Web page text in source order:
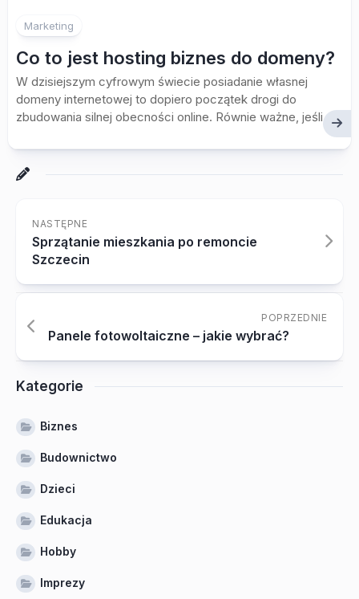
Marketing
Co to jest hosting biznes do domeny?
W dzisiejszym cyfrowym świecie posiadanie własnej
domeny internetowej to dopiero początek drogi do
zbudowania silnej obecności online. Równie ważne, jeśli...
NASTĘPNE
Sprzątanie mieszkania po remoncie
Szczecin
POPRZEDNIE
Panele fotowoltaiczne – jakie wybrać?
Kategorie
Biznes
Budownictwo
Dzieci
Edukacja
Hobby
Imprezy